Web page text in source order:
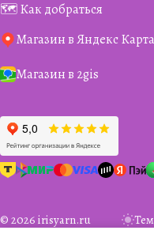
🗺️ Как добраться
Магазин в Яндекс
Магазин в 2gis
© 2026 irisyarn.ru